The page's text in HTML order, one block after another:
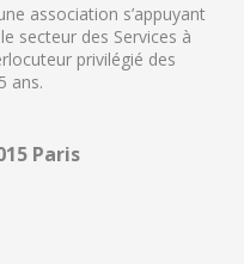
association s’appuyant
secteur des Services à
privilégié des
ans.
Paris